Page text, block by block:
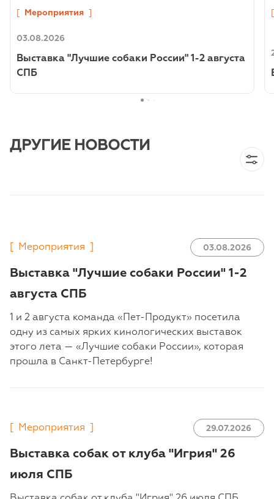
[ Мероприятия ]
03.08.2026
Выставка "Лучшие собаки России" 1-2 августа
СПБ
ДРУГИЕ НОВОСТИ
Мероприятия 03.08.2026
Выставка "Лучшие собаки России" 1-2
августа СПБ
1 и 2 августа команда «Пет-Продукт» посетила
одну из самых ярких кинологических выставок
этого лета — «Лучшие собаки России», которая
прошла в Санкт-Петербурге!
Мероприятия 29.07.2026
Выставка собак от клуба "Игрия" 26
июля СПБ